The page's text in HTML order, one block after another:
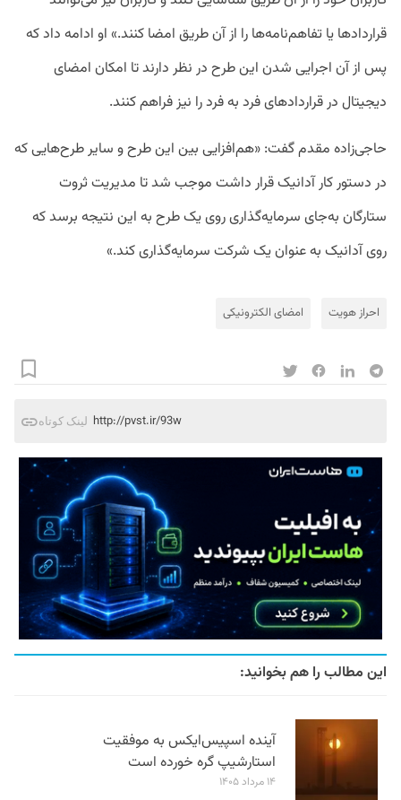
قراردادها یا تفاهم‌نامه‌ها را از آن طریق امضا کنند.» او ادامه داد که
پس از آن اجرایی شدن این طرح در نظر دارند تا امکان امضای
دیجیتال در قراردادهای فرد به فرد را نیز فراهم کنند.
حاجی‌زاده مقدم گفت: «هم‌افزایی بین این طرح و سایر طرح‌هایی که
در دستور کار آدانیک قرار داشت موجب شد تا مدیریت ثروت
ستارگان به‌جای سرمایه‌گذاری روی یک طرح به این نتیجه برسد که
روی آدانیک به عنوان یک شرکت سرمایه‌گذاری کند.»
احراز هویت امضای الکترونیکی
لینک کوتاه http://pvst.ir/93w
این مطالب را هم بخوانید:
آینده اسپیس‌ایکس به موفقیت
استارشیپ گره خورده است
۱۴ مرداد ۱۴۰۵